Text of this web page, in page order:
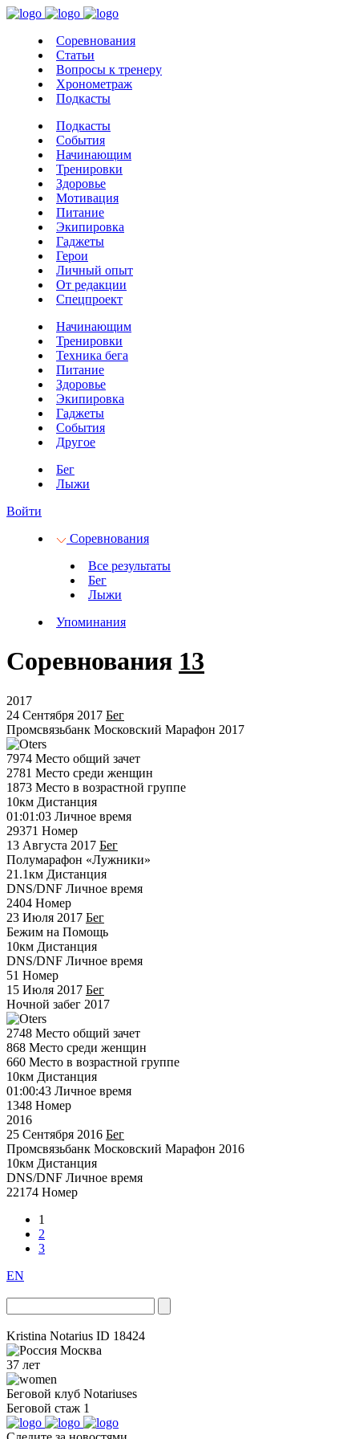
Соревнования
Статьи
Вопросы к тренеру
Хронометраж
Подкасты
Подкасты
События
Начинающим
Тренировки
Здоровье
Мотивация
Питание
Экипировка
Гаджеты
Герои
Личный опыт
От редакции
Спецпроект
Начинающим
Тренировки
Техника бега
Питание
Здоровье
Экипировка
Гаджеты
События
Другое
Бег
Лыжи
Войти
Соревнования
Все результаты
Бег
Лыжи
Упоминания
Соревнования 13
2017
24 Сентября 2017 Бег
Промсвязьбанк Московский Марафон 2017
7974 Место общий зачет
2781 Место среди женщин
1873 Место в возрастной группе
10км Дистанция
01:01:03 Личное время
29371 Номер
13 Августа 2017 Бег
Полумарафон «Лужники»
21.1км Дистанция
DNS/DNF Личное время
2404 Номер
23 Июля 2017 Бег
Бежим на Помощь
10км Дистанция
DNS/DNF Личное время
51 Номер
15 Июля 2017 Бег
Ночной забег 2017
2748 Место общий зачет
868 Место среди женщин
660 Место в возрастной группе
10км Дистанция
01:00:43 Личное время
1348 Номер
2016
25 Сентября 2016 Бег
Промсвязьбанк Московский Марафон 2016
10км Дистанция
DNS/DNF Личное время
22174 Номер
1
2
3
EN
Kristina Notarius ID 18424
Москва
37 лет
Беговой клуб Notariuses
Беговой стаж 1